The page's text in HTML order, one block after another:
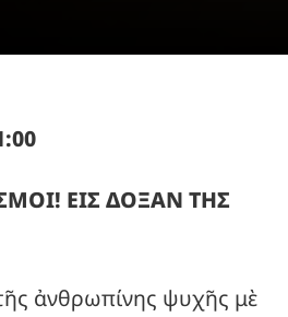
ΕΙΣ ΔΟΞΑΝ ΤΗΣ
ἀνθρωπίνης ψυχῆς μὲ